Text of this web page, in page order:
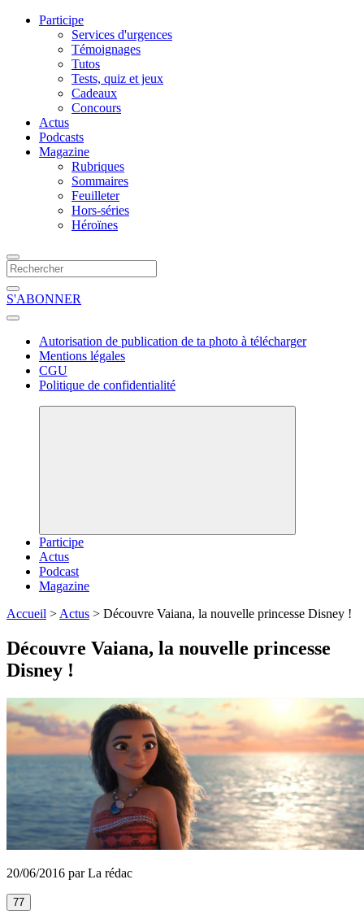
Participe
Services d'urgences
Témoignages
Tutos
Tests, quiz et jeux
Cadeaux
Concours
Actus
Podcasts
Magazine
Rubriques
Sommaires
Feuilleter
Hors-séries
Héroïnes
S'ABONNER
Autorisation de publication de ta photo à télécharger
Mentions légales
CGU
Politique de confidentialité
Participe
Actus
Podcast
Magazine
Accueil > Actus > Découvre Vaiana, la nouvelle princesse Disney !
Découvre Vaiana, la nouvelle princesse
Disney !
20/06/2016 par La rédac
77